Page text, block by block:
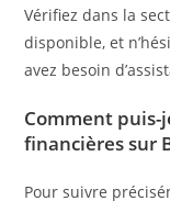
Vérifiez dans la
disponible, et
avez besoin
Comment
financières sur
Pour suivre